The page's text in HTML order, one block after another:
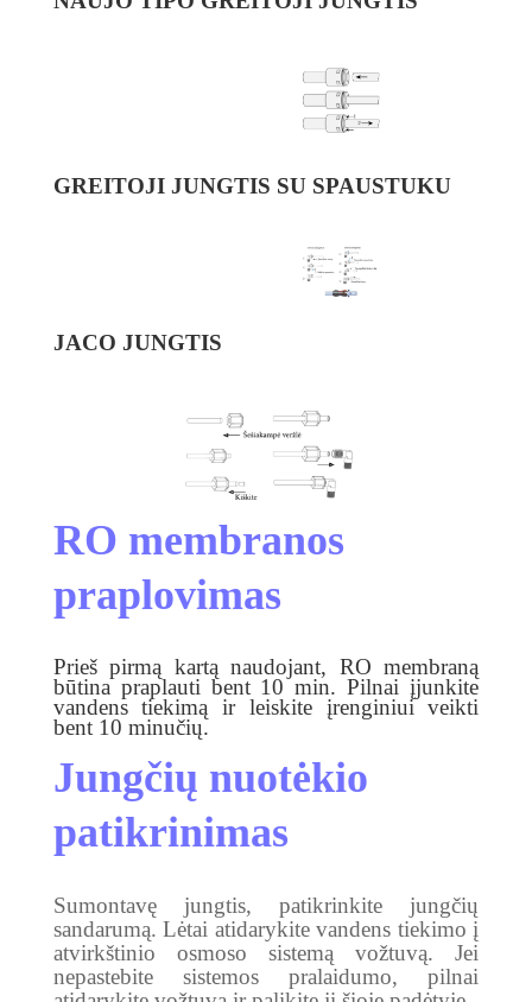
GREITOJI JUNGTIS SU SPAUSTUKU
JACO JUNGTIS
RO membranos
praplovimas
Prieš pirmą kartą naudojant, RO membraną
būtina praplauti bent 10 min. Pilnai įjunkite
vandens tiekimąir leiskite įrenginiui veikti
bent 10 minučių.
Jungčių nuotėkio
patikrinimas
Sumontavę jungtis, patikrinkite jungčių
sandarumą. Lėtai atidarykite vandens tiekimo į
atvirkštinio osmoso sistemą vožtuvą. Jei
nepastebite sistemos pralaidumo, pilnai